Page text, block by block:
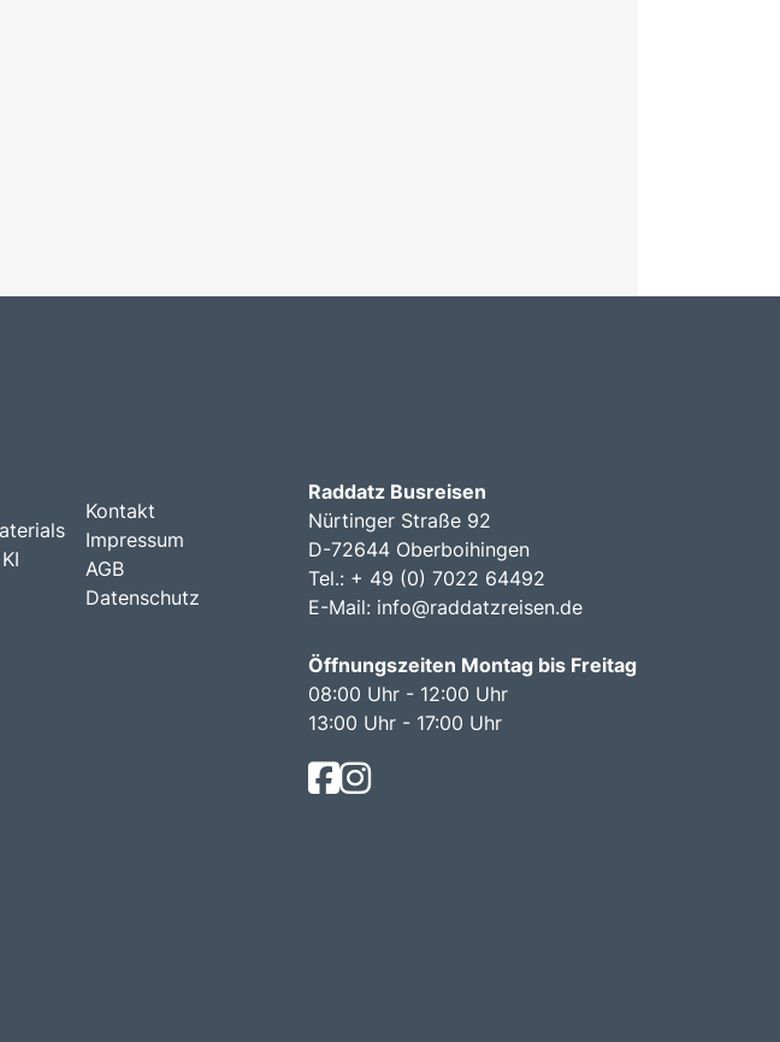
Kontakt
Impressum
AGB
Datenschutz
Raddatz Busreisen
Nürtinger Straße 92
D-72644 Oberboihingen
Tel.: + 49 (0) 7022 64492
E-Mail: info@raddatzreisen.de
Öffnungszeiten Montag bis Freitag
08:00 Uhr - 12:00 Uhr
13:00 Uhr - 17:00 Uhr